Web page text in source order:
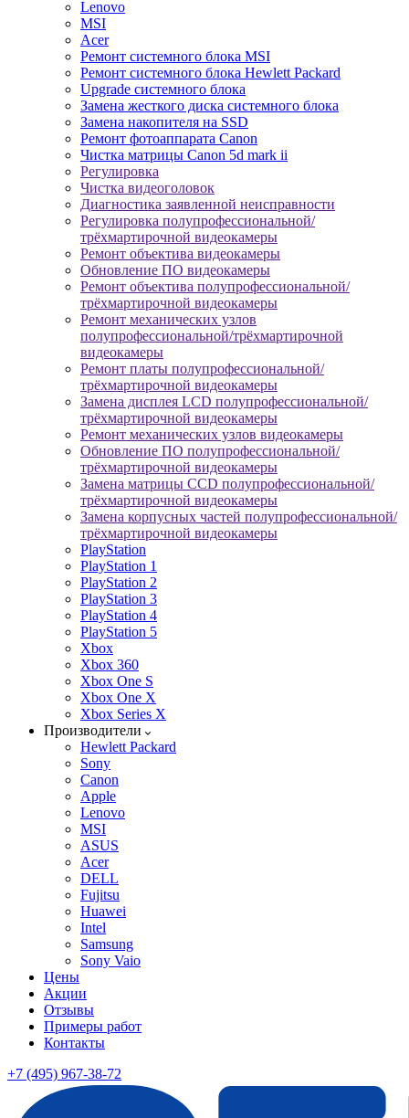
Lenovo
MSI
Acer
Ремонт системного блока MSI
Ремонт системного блока Hewlett Packard
Upgrade системного блока
Замена жесткого диска системного блока
Замена накопителя на SSD
Ремонт фотоаппарата Canon
Чистка матрицы Canon 5d mark ii
Регулировка
Чистка видеоголовок
Диагностика заявленной неисправности
Регулировка полупрофессиональной/
трёхмартирочной видеокамеры
Ремонт объектива видеокамеры
Обновление ПО видеокамеры
Ремонт объектива полупрофессиональной/
трёхмартирочной видеокамеры
Ремонт механических узлов
полупрофессиональной/трёхмартирочной
видеокамеры
Ремонт платы полупрофессиональной/
трёхмартирочной видеокамеры
Замена дисплея LCD полупрофессиональной/
трёхмартирочной видеокамеры
Ремонт механических узлов видеокамеры
Обновление ПО полупрофессиональной/
трёхмартирочной видеокамеры
Замена матрицы CCD полупрофессиональной/
трёхмартирочной видеокамеры
Замена корпусных частей полупрофессиональной/
трёхмартирочной видеокамеры
PlayStation
PlayStation 1
PlayStation 2
PlayStation 3
PlayStation 4
PlayStation 5
Xbox
Xbox 360
Xbox One S
Xbox One X
Xbox Series X
Производители
Hewlett Packard
Sony
Canon
Apple
Lenovo
MSI
ASUS
Acer
DELL
Fujitsu
Huawei
Intel
Samsung
Sony Vaio
Цены
Акции
Отзывы
Примеры работ
Контакты
+7 (495) 967-38-72